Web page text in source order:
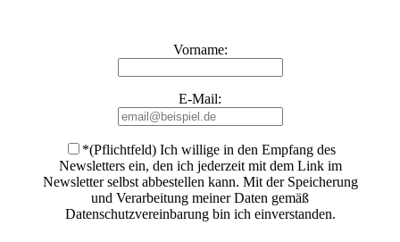
Vorname:
E-Mail:
*(Pflichtfeld) Ich willige in den Empfang des
Newsletters ein, den ich jederzeit mit dem Link im
Newsletter selbst abbestellen kann. Mit der Speicherung
und Verarbeitung meiner Daten gemäß
Datenschutzvereinbarung bin ich einverstanden.